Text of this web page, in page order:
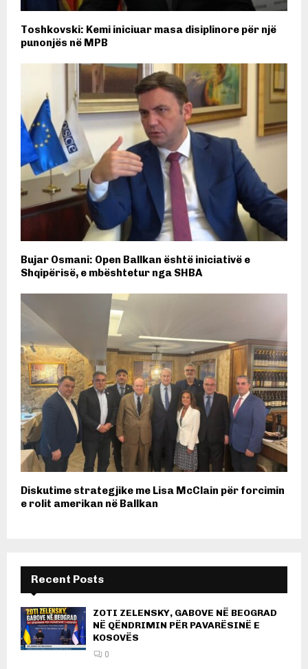
Toshkovski: Kemi iniciuar masa disiplinore për një
punonjës në MPB
Bujar Osmani: Open Ballkan është iniciativë e
Shqipërisë, e mbështetur nga SHBA
Diskutime strategjike me Lisa McClain për forcimin
e rolit amerikan në Ballkan
Recent Posts
ZOTI ZELENSKY, GABOVE NË BEOGRAD
NË QËNDRIMIN PËR PAVARËSINË E
KOSOVËS
0